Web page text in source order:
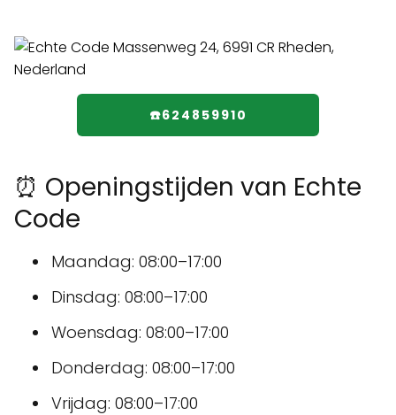
☎️624859910
⏰ Openingstijden van Echte
Code
Maandag: 08:00–17:00
Dinsdag: 08:00–17:00
Woensdag: 08:00–17:00
Donderdag: 08:00–17:00
Vrijdag: 08:00–17:00